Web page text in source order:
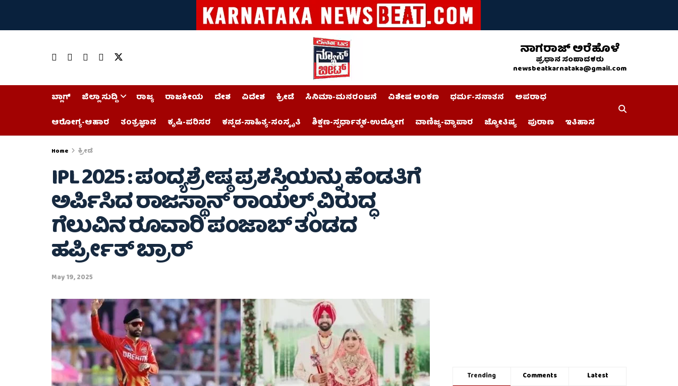
ನಾಗರಾಜ್ ಅರೆಹೊಳೆ
ಪ್ರಧಾನ ಸಂಪಾದಕರು
newsbeatkarnataka@gmail.com
ಬ್ಲಾಗ್ ಜಿಲ್ಲಾ ಸುದ್ದಿ ರಾಜ್ಯ ರಾಜಕೀಯ ದೇಶ ವಿದೇಶ ಕ್ರೀಡೆ ಸಿನಿಮಾ-ಮನರಂಜನೆ ವಿಶೇಷ ಅಂಕಣ ಧರ್ಮ-ಸನಾತನ
ಅಪರಾಧ
ಆರೋಗ್ಯ-ಆಹಾರ
ತಂತ್ರಜ್ಞಾನ ಕೃಷಿ-ಪರಿಸರ ಕನ್ನಡ-ಸಾಹಿತ್ಯ-ಸಂಸ್ಕೃತಿ ಶಿಕ್ಷಣ-ಸ್ಪರ್ಧಾತ್ಮಕ-ಉದ್ಯೋಗ ವಾಣಿಜ್ಯ-ವ್ಯಾಪಾರ ಜ್ಯೋತಿಷ್ಯ ಪುರಾಣ ಇತಿಹಾಸ
Home ಕ್ರೀಡೆ
IPL 2025 : ಪಂದ್ಯಶ್ರೇಷ್ಠ ಪ್ರಶಸ್ತಿಯನ್ನು ಹೆಂಡತಿಗೆ
ಅರ್ಪಿಸಿದ ರಾಜಸ್ಥಾನ್ ರಾಯಲ್ಸ್ ವಿರುದ್ಧ
ಗೆಲುವಿನ ರೂವಾರಿ ಪಂಜಾಬ್​ ತಂಡದ
ಹರ್ಪ್ರೀತ್ ಬ್ರಾರ್
May 19, 2025
Trending Comments Latest